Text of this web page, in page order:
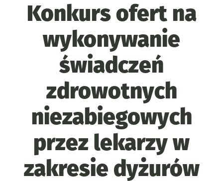
Konkurs ofert na
wykonywanie
świadczeń
zdrowotnych
niezabiegowych
przez lekarzy w
zakresie dyżurów